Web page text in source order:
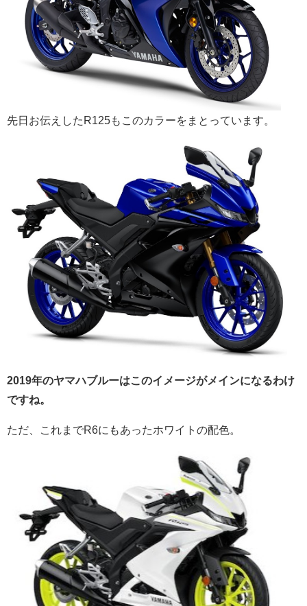
先日お伝えしたR125もこのカラーをまとっています。
2019年のヤマハブルーはこのイメージがメインになるわけ
ですね。
ただ、これまでR6にもあったホワイトの配色。